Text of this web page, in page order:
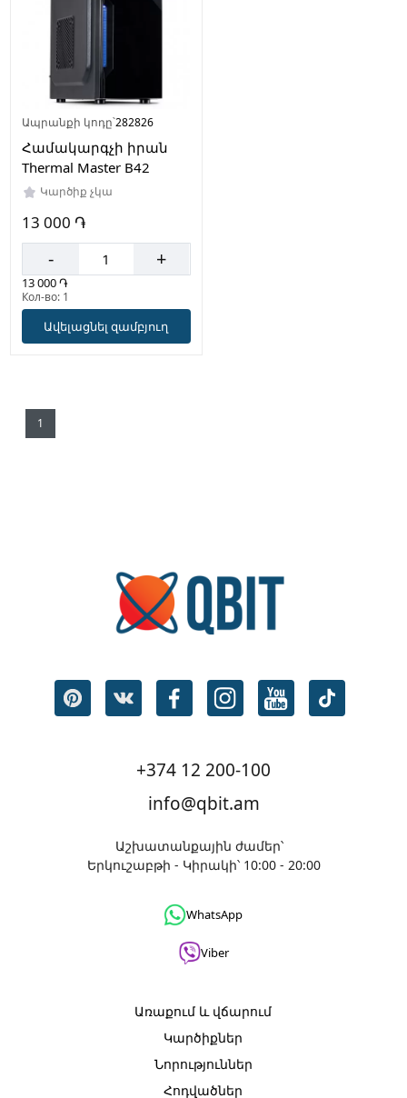
Առկա
Ընդլայնման
բնիկների
քանակը
12
Ապրանքի կոդը՝282826
Համակարգչի իրան
Thermal Master B42
Կարծիք չկա
13 000 ֏
- +
13 000 ֏
Кол-во: 1
Ավելացնել զամբյուղ
1
+374 12 200-100
info@qbit.am
Աշխատանքային ժամեր՝
Երկուշաբթի - Կիրակի՝ 10:00 - 20:00
WhatsApp
Viber
Առաքում և վճարում
Կարծիքներ
Նորություններ
Հոդվածներ